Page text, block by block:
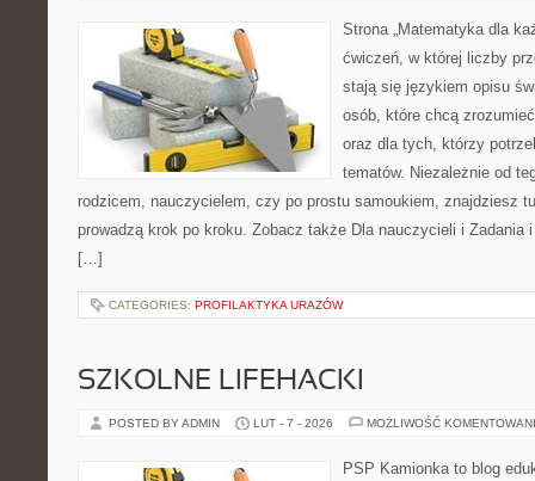
Strona „Matematyka dla
ćwiczeń, w której liczby
stają się językiem opisu
osób, które chcą
oraz dla tych, którzy
tematów. Niezależnie od
rodzicem, nauczycielem, czy po prostu samoukiem, znajdziesz
prowadzą krok po kroku. Zobacz także Dla nauczycieli i Zadania
[…]
CATEGORIES: PROFILAKTYKA URAZÓW
SZKOLNE LIFEHACKI
POSTED BY ADMIN LUT - 7 - 2026 MOŻLIWOŚĆ
PSP Kamionka to blog